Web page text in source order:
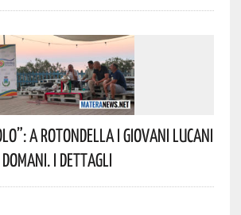
A Rotondella I Giovani Lucani
I Dettagli